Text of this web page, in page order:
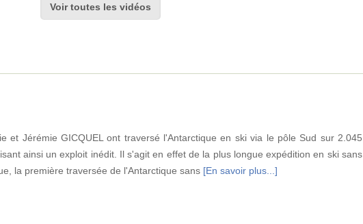
Voir toutes les vidéos
et Jérémie GICQUEL ont traversé l'Antarctique en ski via le pôle Sud sur 2.045
ainsi un exploit inédit. Il s'agit en effet de la plus longue expédition en ski sans
la première traversée de l'Antarctique sans [En savoir plus...]